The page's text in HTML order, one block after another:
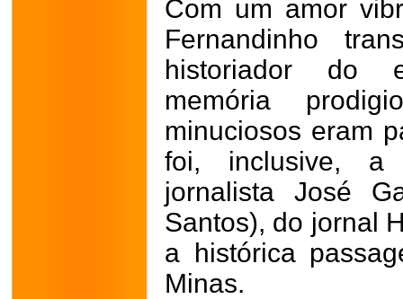
Com um amor
Fernandinho
historiador do
memória
minuciosos eram
foi, inclusive, a
jornalista José
Santos), do jornal
a histórica
Minas.